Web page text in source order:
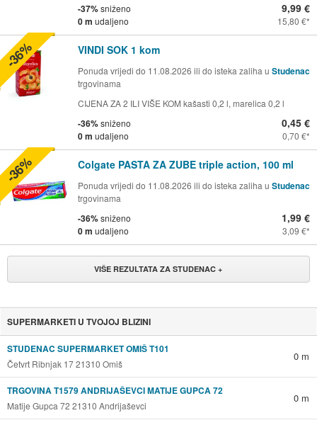
-37%sniženo
0 m udaljeno
9,99 €
15,80 €
VINDI SOK 1 kom
Ponuda vrijedi do 11.08.2026 ili do isteka zaliha u Studenac
trgovinama
CIJENA ZA 2 ILI VIŠE KOM kašasti 0,2 l, marelica 0,2 l
-36%sniženo
0 m udaljeno
0,45 €
0,70 €
-36%
Colgate PASTA ZA ZUBE triple action, 100 ml
Ponuda vrijedi do 11.08.2026 ili do isteka zaliha u Studenac
trgovinama
-36%sniženo
0 m udaljeno
1,99 €
3,09 €
-36%
VIŠE REZULTATA ZA STUDENAC +
SUPERMARKETI U TVOJOJ BLIZINI
STUDENAC SUPERMARKET OMIŠ T101
Četvrt Ribnjak 17 21310 Omiš
0 m
TRGOVINA T1579 ANDRIJAŠEVCI MATIJE GUPCA 72
Matije Gupca 72 21310 Andrijaševci
0 m